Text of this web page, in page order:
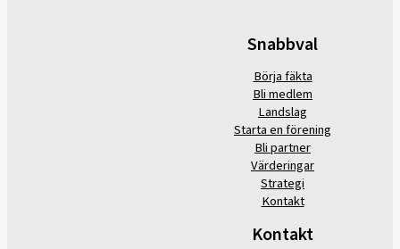
Snabbval
Börja fäkta
Bli medlem
Landslag
Starta en förening
Bli partner
Värderingar
Strategi
Kontakt
Kontakt